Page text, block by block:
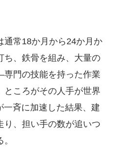
通常18か月から24か月か
ち、鉄骨を組み、大量の
門の技能を持った作業
ところがその人手が世界
一斉に加速した結果、建
り、担い手の数が追いつ